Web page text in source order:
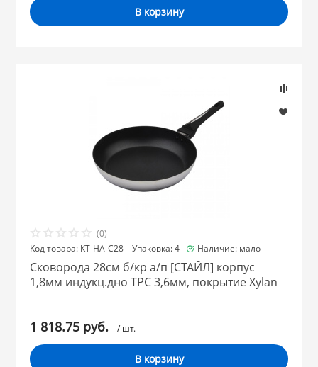
В корзину
(0)
Наличие: мало
Код товара: КТ-НА-С28 Упаковка: 4
Сковорода 28см б/кр а/п [СТАЙЛ] корпус
1,8мм индукц.дно ТРС 3,6мм, покрытие Xylan
1 818.75 руб. / шт.
В корзину